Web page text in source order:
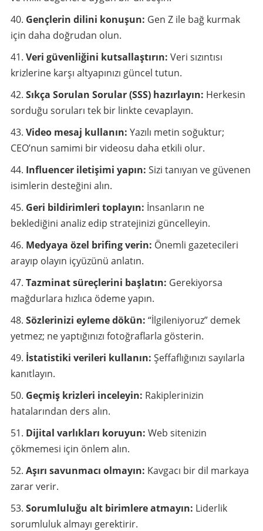
Gençlerin dilini konuşun: Gen Z ile bağ kurmak
için daha doğrudan olun.
Veri güvenliğini kutsallaştırın: Veri sızıntısı
krizlerine karşı altyapınızı güncel tutun.
Sıkça Sorulan Sorular (SSS) hazırlayın: Herkesin
sorduğu soruları tek bir linkte cevaplayın.
Video mesaj kullanın: Yazılı metin soğuktur;
CEO’nun samimi bir videosu daha etkili olur.
Influencer iletişimi yapın: Sizi tanıyan ve güvenen
isimlerin desteğini alın.
Geri bildirimleri toplayın: İnsanların ne
beklediğini analiz edip stratejinizi güncelleyin.
Medyaya özel brifing verin: Önemli gazetecileri
arayıp olayın içyüzünü anlatın.
Tazminat süreçlerini başlatın: Gerekiyorsa
mağdurlara hızlıca ödeme yapın.
Sözlerinizi eyleme dökün: “İlgileniyoruz” demek
yetmez; ne yaptığınızı fotoğraflarla gösterin.
İstatistiki verileri kullanın: Şeffaflığınızı sayılarla
kanıtlayın.
Geçmiş krizleri inceleyin: Rakiplerinizin
hatalarından ders alın.
Dijital varlıkları koruyun: Web sitenizin
çökmemesi için önlem alın.
Aşırı savunmacı olmayın: Kavgacı bir dil markaya
zarar verir.
Sorumluluğu alt birimlere atmayın: Liderlik
sorumluluk almayı gerektirir.